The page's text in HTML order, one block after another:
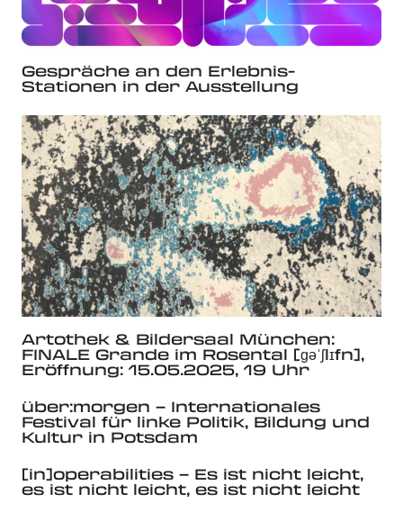
Gespräche an den Erlebnis-
Stationen in der Ausstellung
Artothek & Bildersaal München:
FINALE Grande im Rosental [ɡəˈʃlɪfn],
Eröffnung: 15.05.2025, 19 Uhr
über:morgen – Internationales
Festival für linke Politik, Bildung und
Kultur in Potsdam
[in]operabilities – Es ist nicht leicht,
es ist nicht leicht, es ist nicht leicht